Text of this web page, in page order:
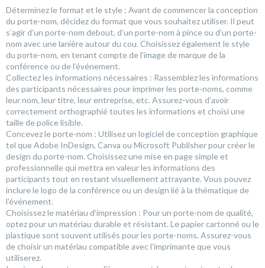
Déterminez le format et le style : Avant de commencer la conception
du porte-nom, décidez du format que vous souhaitez utiliser. Il peut
s’agir d’un porte-nom debout, d’un porte-nom à pince ou d’un porte-
nom avec une lanière autour du cou. Choisissez également le style
du porte-nom, en tenant compte de l’image de marque de la
conférence ou de l’événement.
Collectez les informations nécessaires : Rassemblez les informations
des participants nécessaires pour imprimer les porte-noms, comme
leur nom, leur titre, leur entreprise, etc. Assurez-vous d’avoir
correctement orthographié toutes les informations et choisi une
taille de police lisible.
Concevez le porte-nom : Utilisez un logiciel de conception graphique
tel que Adobe InDesign, Canva ou Microsoft Publisher pour créer le
design du porte-nom. Choisissez une mise en page simple et
professionnelle qui mettra en valeur les informations des
participants tout en restant visuellement attrayante. Vous pouvez
inclure le logo de la conférence ou un design lié à la thématique de
l’événement.
Choisissez le matériau d’impression : Pour un porte-nom de qualité,
optez pour un matériau durable et résistant. Le papier cartonné ou le
plastique sont souvent utilisés pour les porte-noms. Assurez-vous
de choisir un matériau compatible avec l’imprimante que vous
utiliserez.